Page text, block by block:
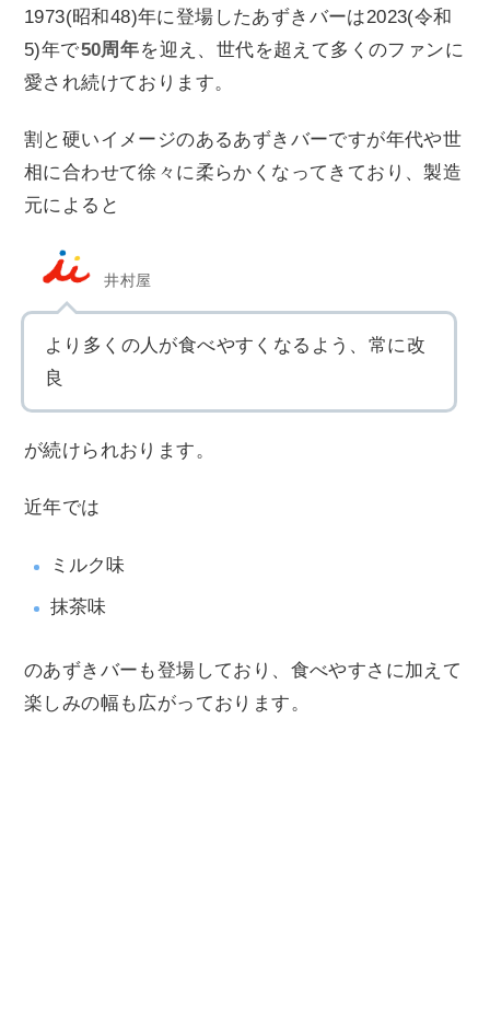
1973(昭和48)年に登場したあずきバーは2023(令和
5)年で50周年を迎え、世代を超えて多くのファンに
愛され続けております。
割と硬いイメージのあるあずきバーですが年代や世
相に合わせて徐々に柔らかくなってきており、製造
元によると
井村屋
より多くの人が食べやすくなるよう、常に改
良
が続けられおります。
近年では
ミルク味
抹茶味
のあずきバーも登場しており、食べやすさに加えて
楽しみの幅も広がっております。